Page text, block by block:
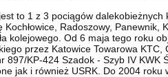
to 1 z 3 pociągów
Kochłowice, Radoszowy,
kolejowego. Od 6 maja tego roku
przez Katowice Towarowa
897/KP-424 Szadok - Szyb IV KWK
jak i również USRK. Do 2004 roku